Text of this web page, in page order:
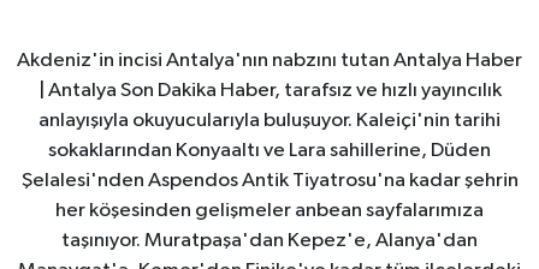
Akdeniz'in incisi Antalya'nın nabzını tutan Antalya Haber
| Antalya Son Dakika Haber, tarafsız ve hızlı yayıncılık
anlayışıyla okuyucularıyla buluşuyor. Kaleiçi'nin tarihi
sokaklarından Konyaaltı ve Lara sahillerine, Düden
Şelalesi'nden Aspendos Antik Tiyatrosu'na kadar şehrin
her köşesinden gelişmeler anbean sayfalarımıza
taşınıyor. Muratpaşa'dan Kepez'e, Alanya'dan